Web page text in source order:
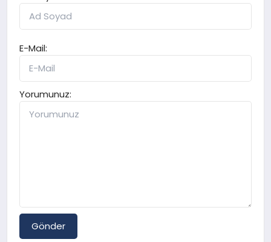
E-Mail:
Yorumunuz:
Gönder